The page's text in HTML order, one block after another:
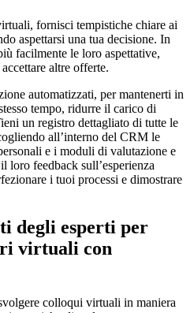
fornisci tempistiche chiare ai
aspettarsi una tua decisione. In
facilmente le loro aspettative,
altre offerte.
automatizzati, per mantenerti in
tempo, ridurre il carico di
un registro dettagliato di tutte le
all’interno del CRM le
e i moduli di valutazione e
loro feedback sull’esperienza
i tuoi processi e dimostrare
degli esperti per
virtuali con
colloqui virtuali in maniera